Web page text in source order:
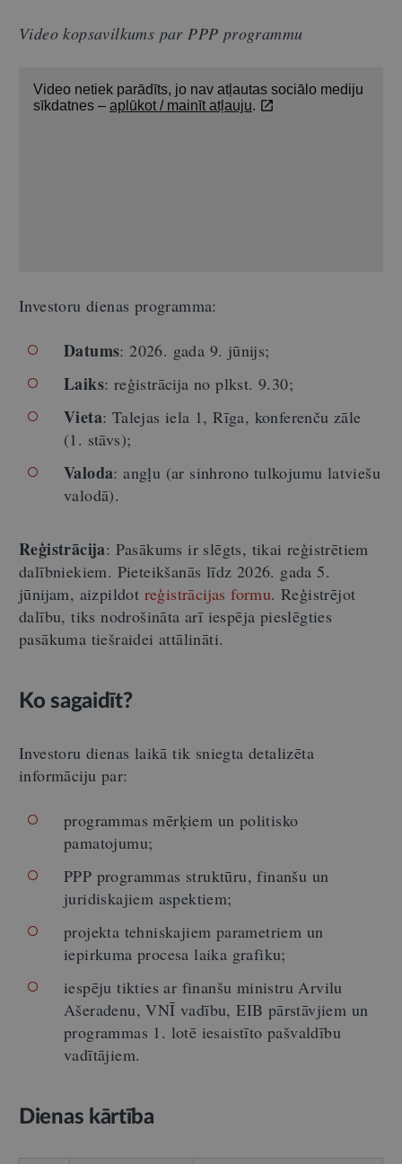
Video kopsavilkums par PPP programmu
Investoru dienas programma:
Datums: 2026. gada 9. jūnijs;
Laiks: reģistrācija no plkst. 9.30;
Vieta: Talejas iela 1, Rīga, konferenču zāle
(1. stāvs);
Valoda: angļu (ar sinhrono tulkojumu latviešu
valodā).
Reģistrācija: Pasākums ir slēgts, tikai reģistrētiem
dalībniekiem. Pieteikšanās līdz 2026. gada 5.
jūnijam, aizpildot reģistrācijas formu. Reģistrējot
dalību, tiks nodrošināta arī iespēja pieslēgties
pasākuma tiešraidei attālināti.
Ko sagaidīt?
Investoru dienas laikā tik sniegta detalizēta
informāciju par:
programmas mērķiem un politisko
pamatojumu;
PPP programmas struktūru, finanšu un
juridiskajiem aspektiem;
projekta tehniskajiem parametriem un
iepirkuma procesa laika grafiku;
iespēju tikties ar finanšu ministru Arvilu
Ašeradenu, VNĪ vadību, EIB pārstāvjiem un
programmas 1. lotē iesaistīto pašvaldību
vadītājiem.
Dienas kārtība